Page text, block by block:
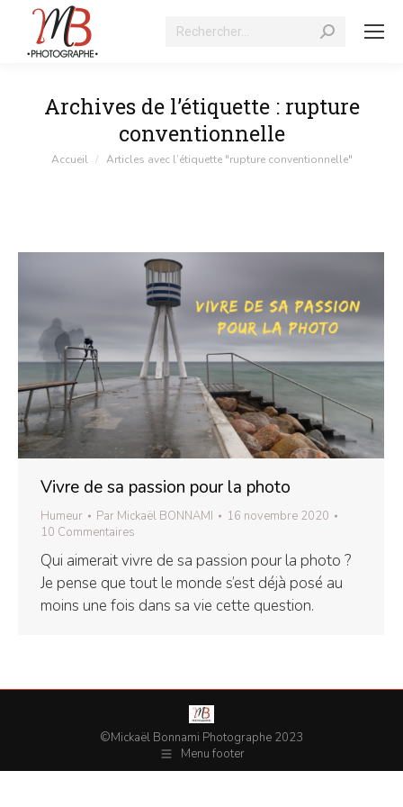
Recherche
Archives de l’étiquette : rupture
conventionnelle
Vous êtes ici :
Accueil Articles avec l’étiquette "rupture conventionnelle"
Vivre de sa passion pour la photo
Humeur Par Mickaël BONNAMI
16 novembre 2020
10 Commentaires
Qui aimerait vivre de sa passion pour la photo ?
Je pense que tout le monde s’est déjà posé au
moins une fois dans sa vie cette question.
©Mickaël Bonnami Photographe 2023
Menu footer